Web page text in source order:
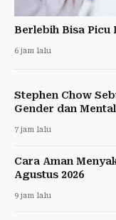
Berlebih Bisa Picu
6 jam lalu
Stephen Chow
Gender dan Mental
7 jam lalu
Cara Aman
Agustus 2026
9 jam lalu